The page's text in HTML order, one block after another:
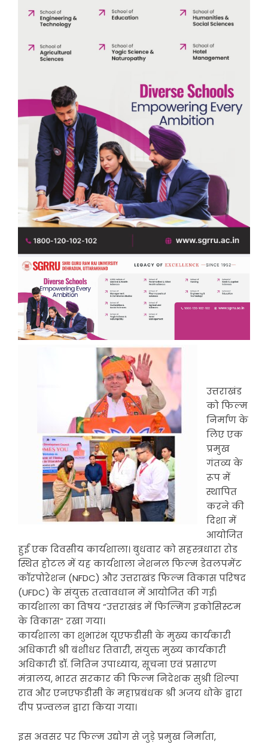
उत्तराखंड
को फिल्म
निर्माण के
लिए एक
प्रमुख
गंतव्य के
रूप में
स्थापित
करने की
दिशा में
आयोजित
हुई एक दिवसीय कार्यशाला। बुधवार को सहस्त्रधारा रोड
स्थित होटल में यह कार्यशाला नेशनल फिल्म डेवलपमेंट
कॉरपोरेशन (NFDC) और उत्तराखंड फिल्म विकास परिषद
(UFDC) के संयुक्त तत्वावधान में आयोजित की गई।
कार्यशाला का विषय “उत्तराखंड में फिल्मिंग इकोसिस्टम
के विकास” रखा गया।
कार्यशाला का शुभारंभ यूएफडीसी के मुख्य कार्यकारी
अधिकारी श्री बंशीधर तिवारी, संयुक्त मुख्य कार्यकारी
अधिकारी डॉ. नितिन उपाध्याय, सूचना एवं प्रसारण
मंत्रालय, भारत सरकार की फिल्म निदेशक सुश्री शिल्पा
राव और एनएफडीसी के महाप्रबंधक श्री अजय धोके द्वारा
दीप प्रज्वलन द्वारा किया गया।
इस अवसर पर फिल्म उद्योग से जुड़े प्रमुख निर्माता,